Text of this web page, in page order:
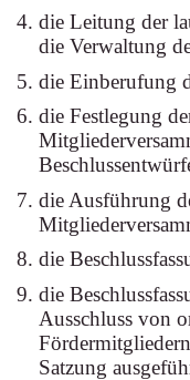
die Leitung der
die Verwaltung
die Einberufung
die Festlegung
die Ausführung
die
die
Ausschluss von
Satzung